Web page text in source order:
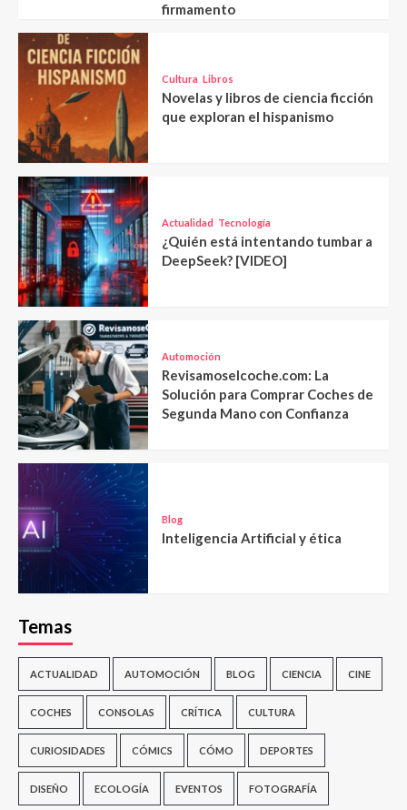
firmamento
Cultura Libros
Novelas y libros de ciencia ficción
que exploran el hispanismo
Actualidad Tecnología
¿Quién está intentando tumbar a
DeepSeek? [VIDEO]
Automoción
Revisamoselcoche.com: La
Solución para Comprar Coches de
Segunda Mano con Confianza
Blog
Inteligencia Artificial y ética
Temas
ACTUALIDAD AUTOMOCIÓN BLOG CIENCIA CINE
COCHES CONSOLAS CRÍTICA CULTURA
CURIOSIDADES CÓMICS CÓMO DEPORTES
DISEÑO ECOLOGÍA EVENTOS FOTOGRAFÍA